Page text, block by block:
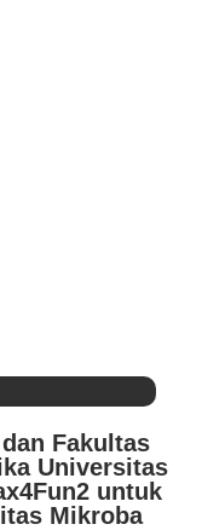
Fakultas
Universitas
untuk
Mikroba